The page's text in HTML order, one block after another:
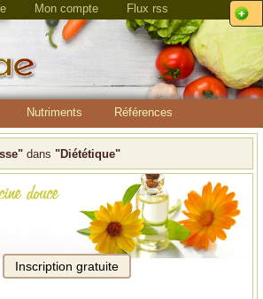
Mon compte Flux rss
Nutriments Références
dans "Diététique"